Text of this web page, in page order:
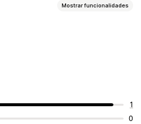
Mostrar funcionalidades
1
0